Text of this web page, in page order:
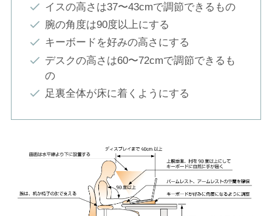
イスの高さは37〜43cmで調節できるもの
腕の角度は90度以上にする
キーボードを好みの高さにする
デスクの高さは60〜72cmで調節できるも
の
足裏全体が床に着くようにする